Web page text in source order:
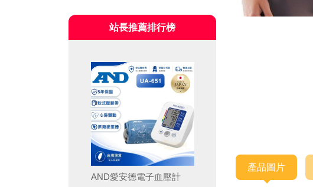
唾液快速檢驗試劑
站長推薦排行榜
AND愛安德電子血壓計
產品圖片